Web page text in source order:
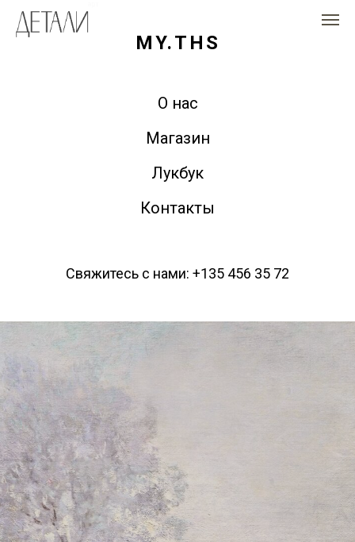
MY.THS
О нас
Магазин
Лукбук
Контакты
Свяжитесь с нами: +135 456 35 72